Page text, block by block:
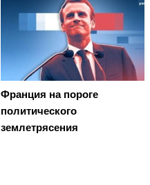
Франция на пороге
политического
землетрясения